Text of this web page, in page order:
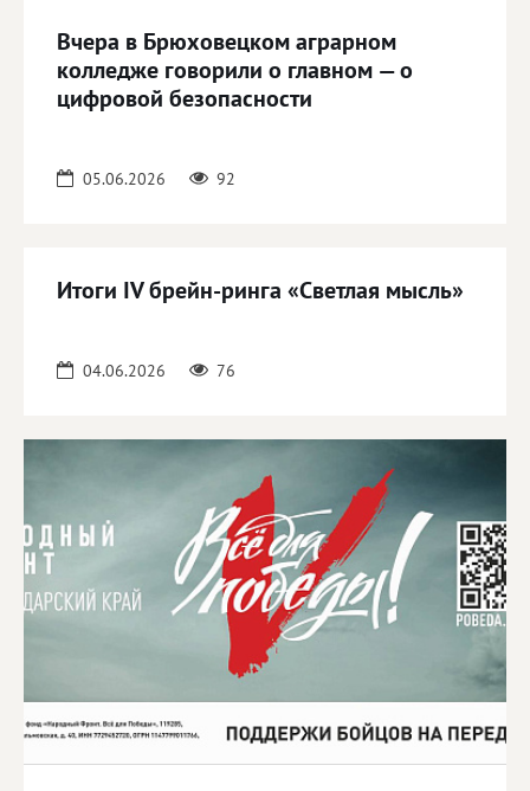
Вчера в Брюховецком аграрном
колледже говорили о главном — о
цифровой безопасности
05.06.2026 92
Итоги IV брейн-ринга «Светлая мысль»
04.06.2026 76